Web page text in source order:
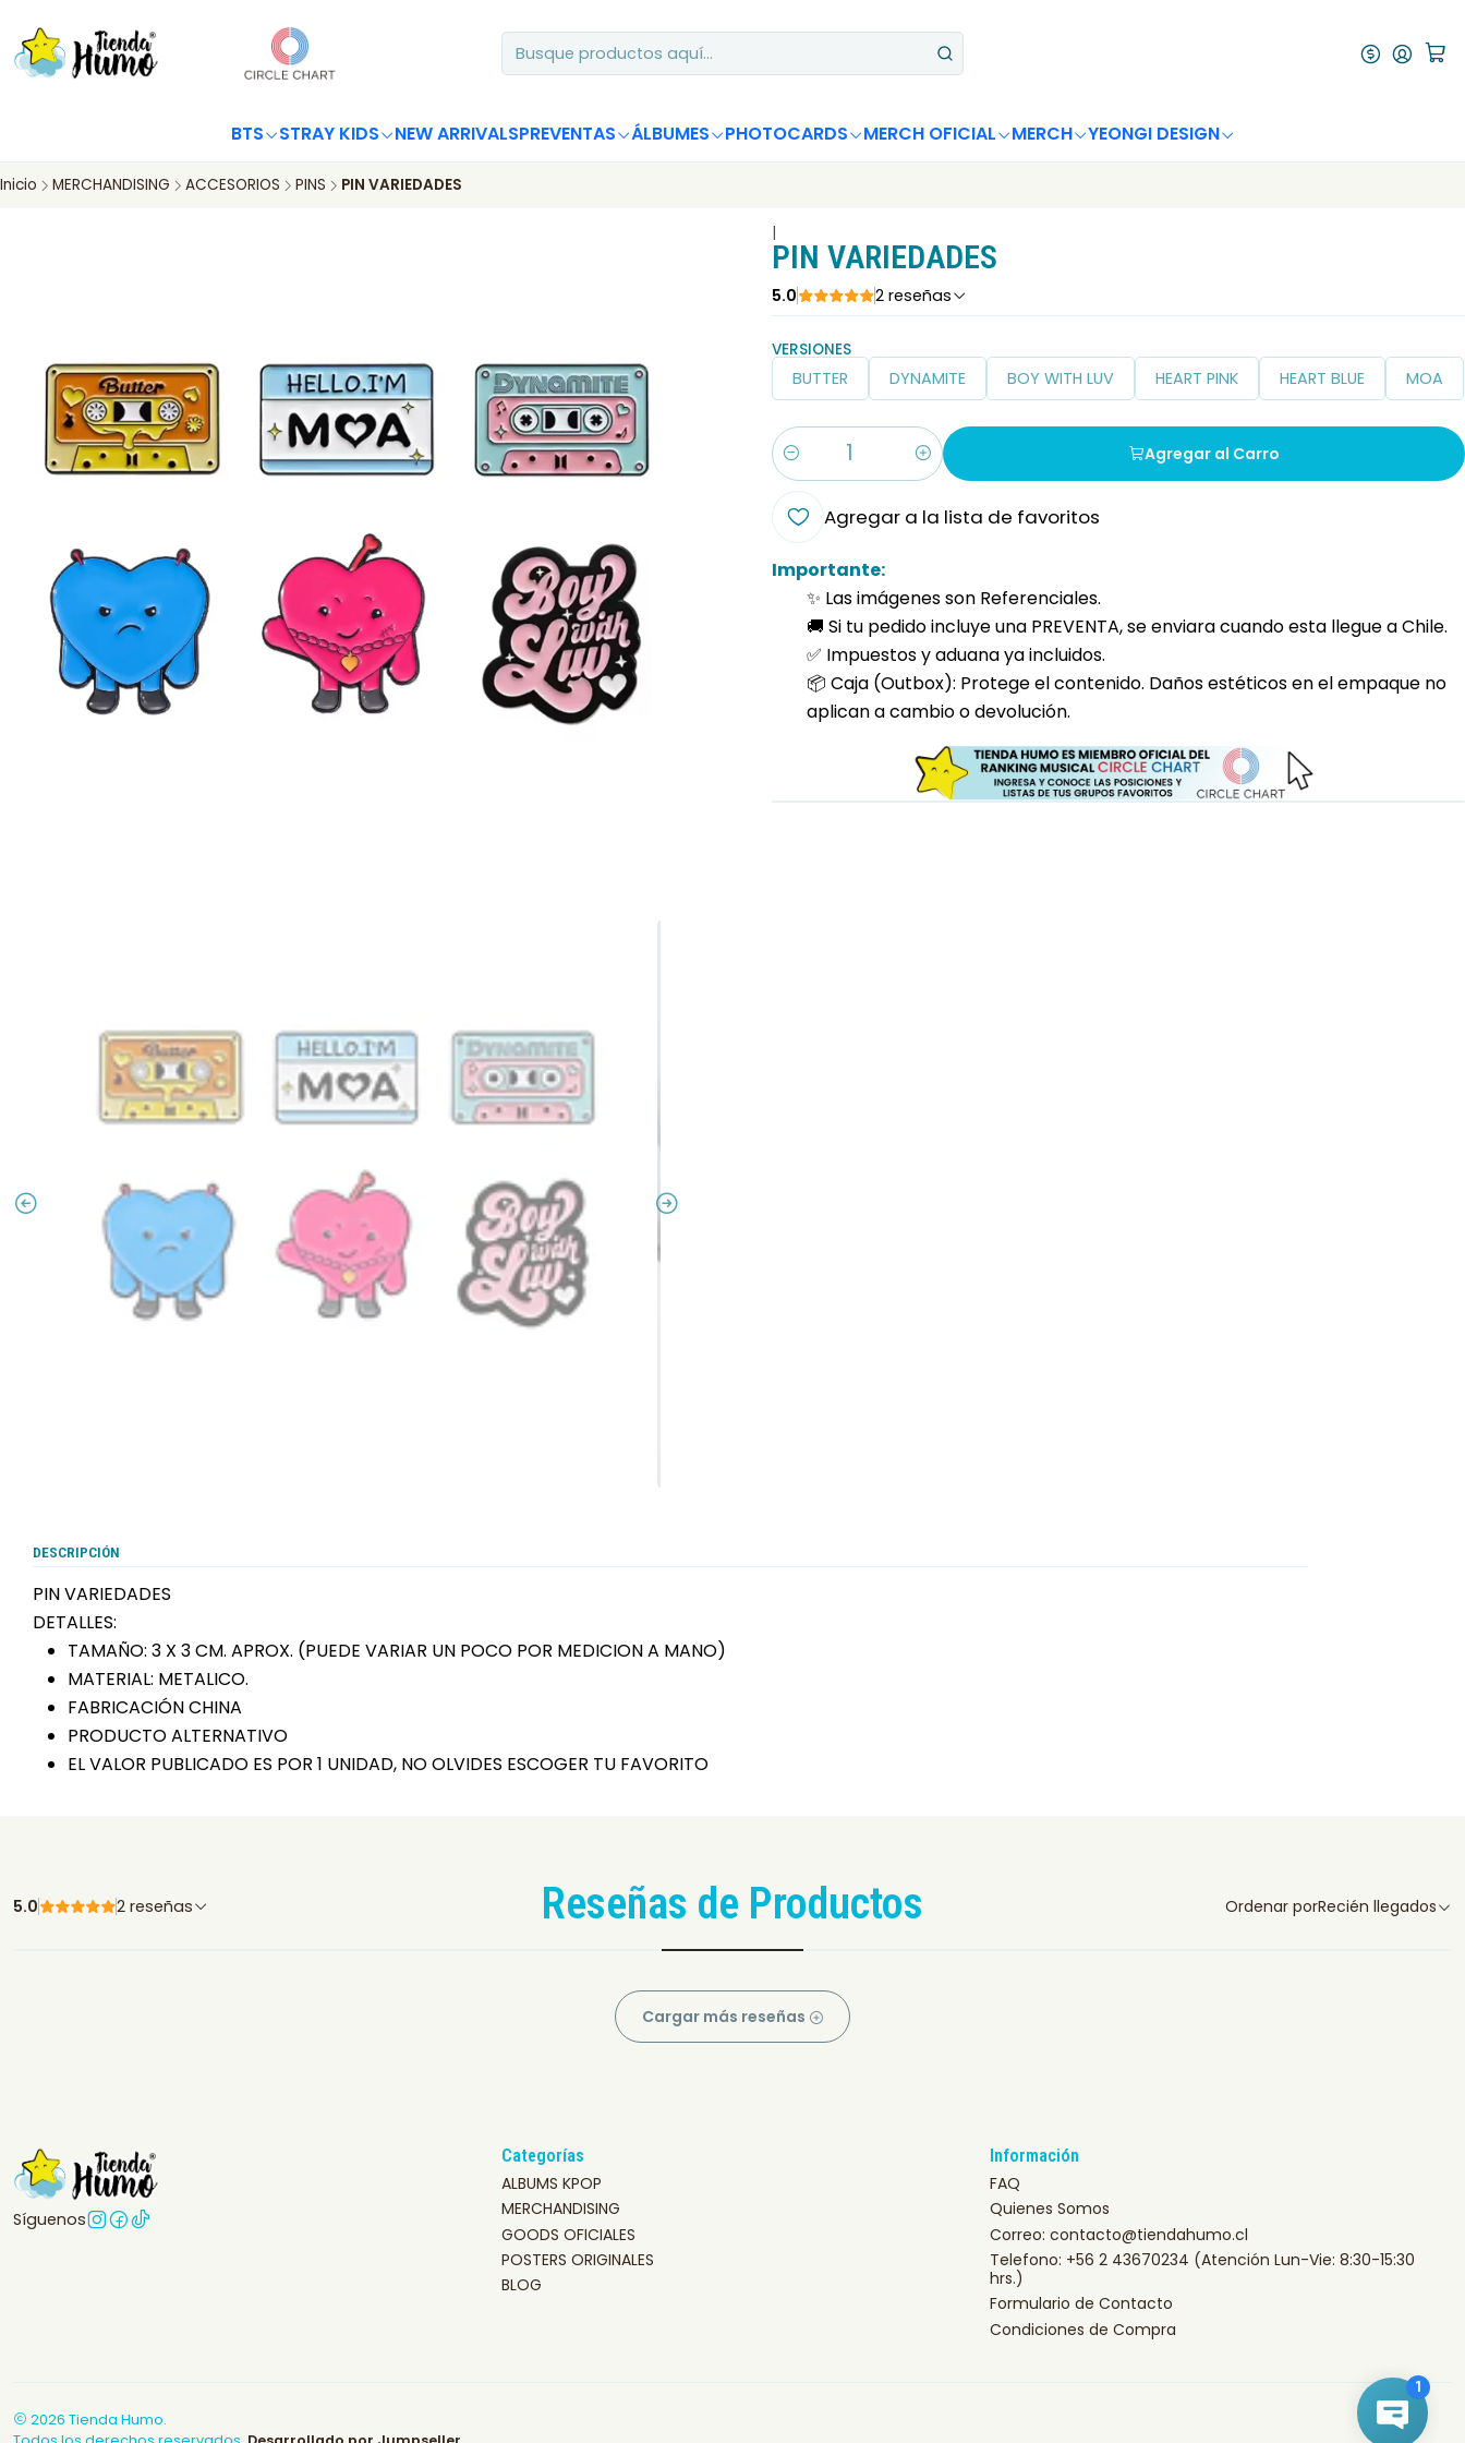
BTS STRAY KIDS NEW ARRIVALSPREVENTAS ÁLBUMES PHOTOCARDS MERCH OFICIAL MERCH YEONGI DESIGN
Inicio MERCHANDISING ACCESORIOS PINS PIN VARIEDADES
|
PIN VARIEDADES
5.0 2 reseñas
VERSIONES
BUTTER DYNAMITE BOY WITH LUV HEART PINK HEART BLUE MOA
Cantidad
Agregar al Carro
Agregar a la lista de favoritos
Importante:
✨ Las imágenes son Referenciales.
🚚 Si tu pedido incluye una PREVENTA, se enviara cuando esta llegue a Chile.
✅ Impuestos y aduana ya incluidos.
📦 Caja (Outbox): Protege el contenido. Daños estéticos en el empaque no
aplican a cambio o devolución.
DESCRIPCIÓN
PIN VARIEDADES
DETALLES:
TAMAÑO: 3 X 3 CM. APROX. (PUEDE VARIAR UN POCO POR MEDICION A MANO)
MATERIAL: METALICO.
FABRICACIÓN CHINA
PRODUCTO ALTERNATIVO
EL VALOR PUBLICADO ES POR 1 UNIDAD, NO OLVIDES ESCOGER TU FAVORITO
Reseñas de Productos
5.0 2 reseñas Ordenar porRecién llegados
Cargar más reseñas
Síguenos
Categorías
ALBUMS KPOP
MERCHANDISING
GOODS OFICIALES
POSTERS ORIGINALES
BLOG
Información
FAQ
Quienes Somos
Correo: contacto@tiendahumo.cl
Telefono: +56 2 43670234 (Atención Lun-Vie: 8:30-15:30
hrs.)
Formulario de Contacto
Condiciones de Compra
2026 Tienda Humo.